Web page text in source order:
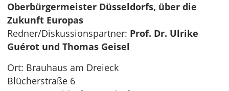
Oberbürgermeister Düsseldorfs, über die
Zukunft Europas
Redner/Diskussionspartner: Prof. Dr. Ulrike
Guérot und Thomas Geisel
Ort: Brauhaus am Dreieck
Blücherstraße 6